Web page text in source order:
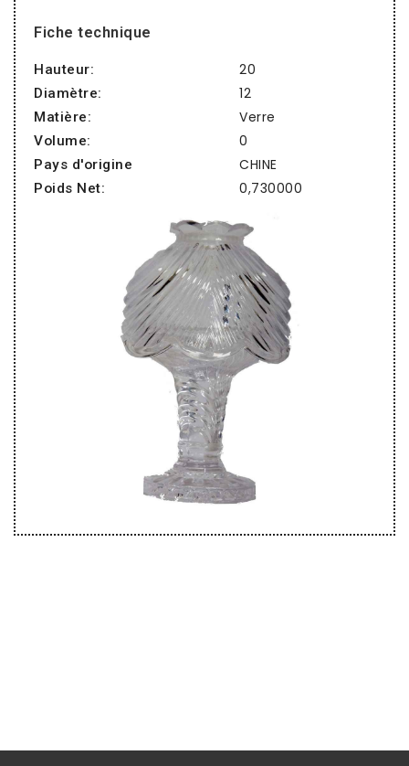
Fiche technique
Hauteur: 20
Diamètre: 12
Matière: Verre
Volume: 0
Pays d'origine CHINE
Poids Net: 0,730000